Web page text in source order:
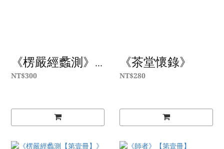
《楞嚴經蠡測》...
NT$300
《茶堂懷錄》
NT$280